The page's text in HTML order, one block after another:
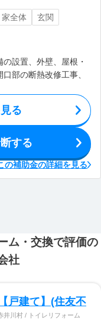
家全体
玄関
設置、外壁、屋根・
部の断熱改修工事、
る
する
の補助金の詳細を見る
ム・交換で評価の
社
戸建て】(住友不
井川村 / トイレリフォーム